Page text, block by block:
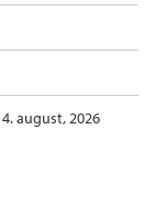
4. august, 2026